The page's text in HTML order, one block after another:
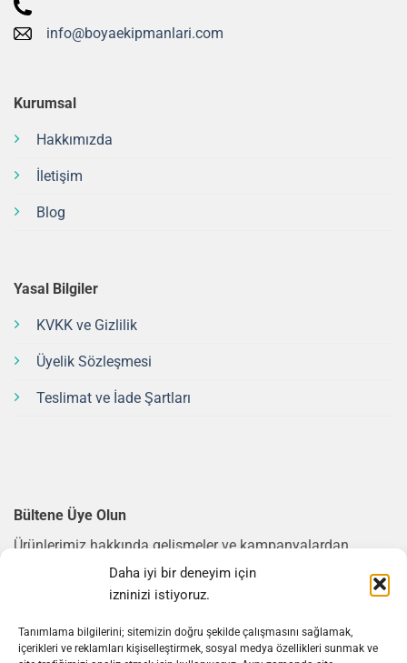
Daha iyi bir deneyim için
izninizi istiyoruz.
Tanımlama bilgilerini; sitemizin doğru şekilde çalışmasını sağlamak,
içerikleri ve reklamları kişiselleştirmek, sosyal medya özellikleri sunmak ve
info@boyaekipmanlari.com
Kurumsal
Hakkımızda
İletişim
Blog
Yasal Bilgiler
KVKK ve Gizlilik
Üyelik Sözleşmesi
Teslimat ve İade Şartları
Bültene Üye Olun
Ürünlerimiz hakkında gelişmeler ve kampanyalardan
haberdar olmak için bültene üye olun.